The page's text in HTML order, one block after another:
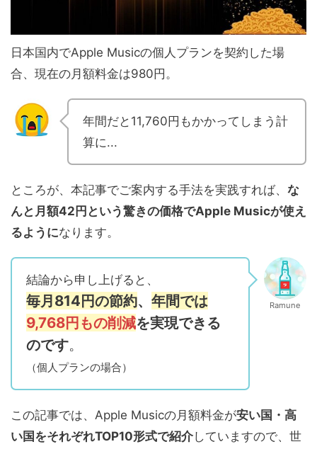
日本国内でApple Musicの個人プランを契約した場
合、現在の月額料金は980円。
年間だと11,760円もかかってしまう計
算に...
ところが、本記事でご案内する手法を実践すれば、 な
んと月額42円という驚きの価格でApple Musicが使え
るようになります。
結論から申し上げると、
毎月814円の節約、 年間では
9,768円もの削減を実現できる
のです。
（個人プランの場合）
Ramune
この記事では、Apple Musicの月額料金が安い国・高
い国をそれぞれTOP10形式で紹介していますので、世